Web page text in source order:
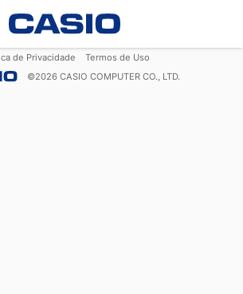
de Privacidade
Termos de Uso
©2026 CASIO COMPUTER CO., LTD.